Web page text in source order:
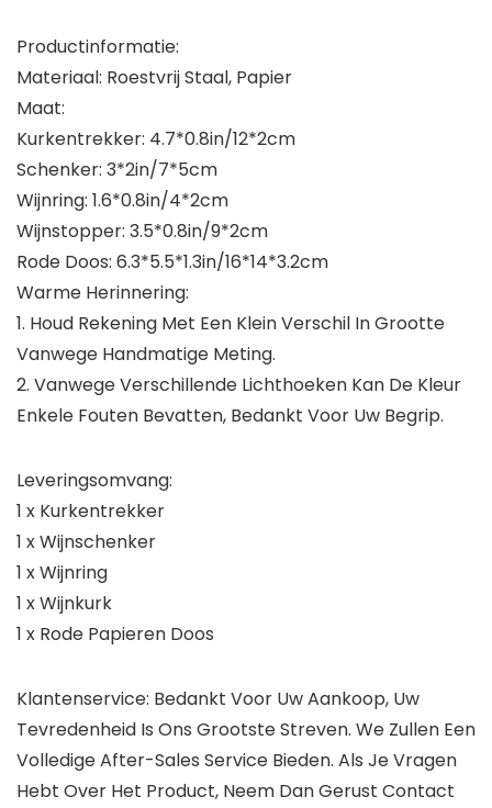
Productinformatie:
Materiaal: Roestvrij Staal, Papier
Maat:
Kurkentrekker: 4.7*0.8in/12*2cm
Schenker: 3*2in/7*5cm
Wijnring: 1.6*0.8in/4*2cm
Wijnstopper: 3.5*0.8in/9*2cm
Rode Doos: 6.3*5.5*1.3in/16*14*3.2cm
Warme Herinnering:
1. Houd Rekening Met Een Klein Verschil In Grootte
Vanwege Handmatige Meting.
2. Vanwege Verschillende Lichthoeken Kan De Kleur
Enkele Fouten Bevatten, Bedankt Voor Uw Begrip.
Leveringsomvang:
1 x Kurkentrekker
1 x Wijnschenker
1 x Wijnring
1 x Wijnkurk
1 x Rode Papieren Doos
Klantenservice: Bedankt Voor Uw Aankoop, Uw
Tevredenheid Is Ons Grootste Streven. We Zullen Een
Volledige After-Sales Service Bieden. Als Je Vragen
Hebt Over Het Product, Neem Dan Gerust Contact